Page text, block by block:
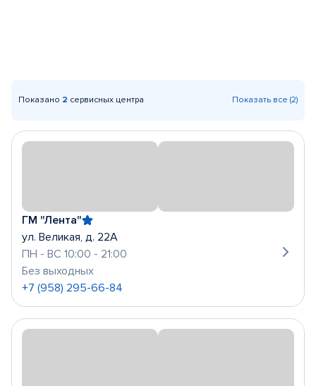
Показано 2 сервисных центра Показать все (2)
ГМ "Лента"
ул. Великая, д. 22А
ПН - ВС 10:00 - 21:00
Без выходных
+7 (958) 295-66-84